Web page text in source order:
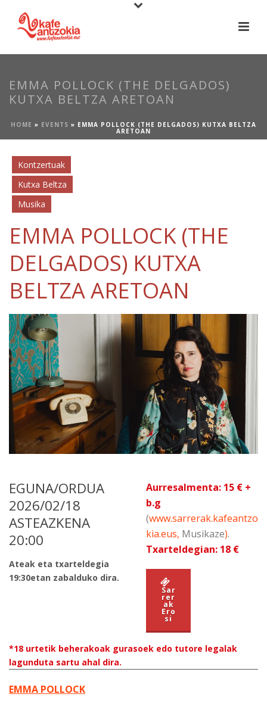
EMMA POLLOCK (THE DELGADOS)
KUTXA BELTZA ARETOAN
HOME » EVENTS » EMMA POLLOCK (THE DELGADOS) KUTXA BELTZA
ARETOAN
Kontzertuak
Kutxa Beltza
Musika
EMMA POLLOCK (THE
DELGADOS) KUTXA
BELTZA ARETOAN
EGUNA/ORDUA
2026/02/18
ASTEAZKENA
20:00
Ateak eta txarteldegia
19:30etan zabalduko dira.
Aurresalmenta: 15 € +
b.g
(www.sarrerak.kafeantzo
kia.eus, Musikaze).
Txarteldegian: 18 €
Sar
rer
ak
Ero
si
*18 urtetik beherakoak gurasoek edo tutore legalak
lagunduta sartu ahal dira.
EMMA POLLOCK